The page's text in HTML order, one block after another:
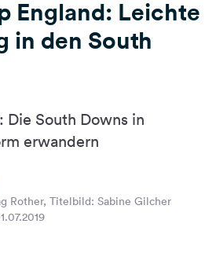
England: Leichte
in den South
Die South Downs in
erwandern
Rother, Titelbild: Sabine Gilcher